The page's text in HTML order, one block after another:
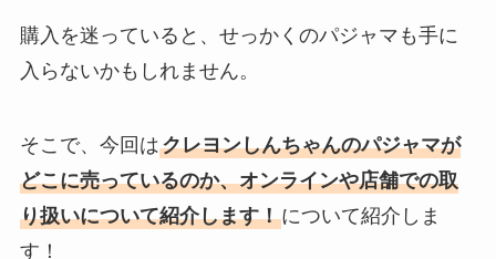
購入を迷っていると、せっかくのパジャマも手に
入らないかもしれません。
そこで、今回はクレヨンしんちゃんのパジャマが
どこに売っているのか、オンラインや店舗での取
り扱いについて紹介します！について紹介しま
す！